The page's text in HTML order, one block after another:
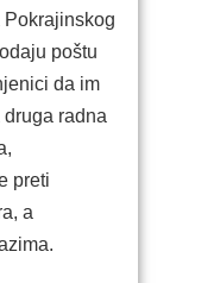
poštu
da im
radna
preti
a